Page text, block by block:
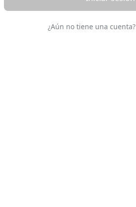
¿Aún no tiene una cuenta?